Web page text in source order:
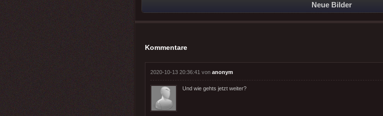
Neue Bilder
Kommentare
2020-10-13 20:36:41 von anonym
Und wie gehts jetzt weiter?